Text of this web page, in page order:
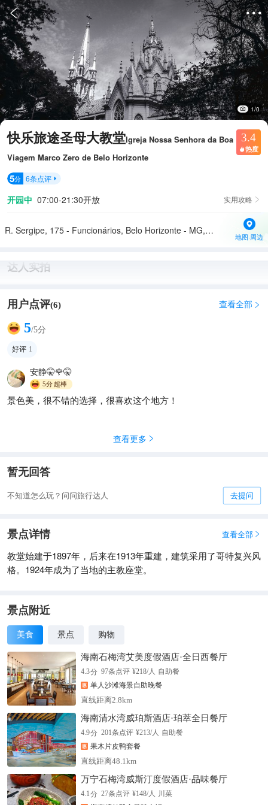
 
1/0
快乐旅途圣母大教堂Igreja Nossa Senhora da Boa
Viagem Marco Zero de Belo Horizonte
3.4
 热度
5分 6条点评 
开园中 07:00-21:30开放 实用攻略 
R. Sergipe, 175 - Funcionários, Belo Horizonte - MG, 30130-170巴西
地图·周边
达人实拍
用户点评(6) 查看全部 
5/5分
好评 1
安静🤫🌹🤫
5分超棒
景色美，很不错的选择，很喜欢这个地方！
查看更多 
暂无回答
不知道怎么玩？问问旅行达人 去提问
景点详情 查看全部 
教堂始建于1897年，后来在1913年重建，建筑采用了哥特复兴风
格。1924年成为了当地的主教座堂。
景点附近
美食 景点 购物
海南石梅湾艾美度假酒店·全日西餐厅
4.3分 97条点评 ¥218/人 自助餐
单人沙滩海景自助晚餐
直线距离2.8km
海南清水湾威珀斯酒店·珀萃全日餐厅
4.9分 201条点评 ¥213/人 自助餐
果木片皮鸭套餐
直线距离48.1km
万宁石梅湾威斯汀度假酒店·品味餐厅
4.1分 27条点评 ¥148/人 川菜